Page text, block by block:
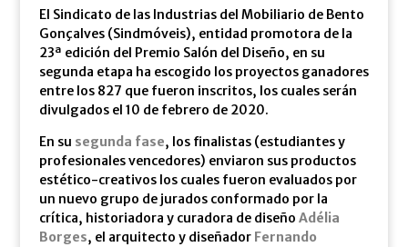
El Sindicato de las Industrias del Mobiliario de Bento
Gonçalves (Sindmóveis), entidad promotora de la
23ª edición del Premio Salón del Diseño, en su
segunda etapa ha escogido los proyectos ganadores
entre los 827 que fueron inscritos, los cuales serán
divulgados el 10 de febrero de 2020.
En su segunda fase, los finalistas (estudiantes y
profesionales vencedores) enviaron sus productos
estético-creativos los cuales fueron evaluados por
un nuevo grupo de jurados conformado por la
crítica, historiadora y curadora de diseño Adélia
Borges, el arquitecto y diseñador Fernando